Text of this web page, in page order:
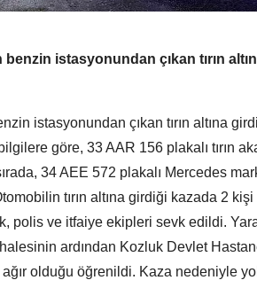
istasyonundan çıkan tırın
istasyonundan çıkan tırın altına
göre, 33 AAR 156 plakalı tırın
34 AEE 572 plakalı Mercedes
tırın altına girdiği kazada 2 kişi
polis ve itfaiye ekipleri sevk edildi.
ardından Kozluk Devlet
ağır olduğu öğrenildi. Kaza nedeniyle